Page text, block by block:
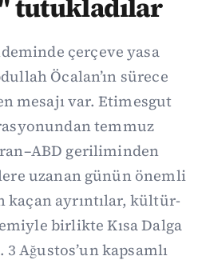
tutukladılar
çerçeve yasa
Öcalan’ın sürece
mesajı var. Etimesgut
temmuz
geriliminden
uzanan günün önemli
kaçan ayrıntılar, kültür-
birlikte Kısa Dalga
Ağustos’un kapsamlı